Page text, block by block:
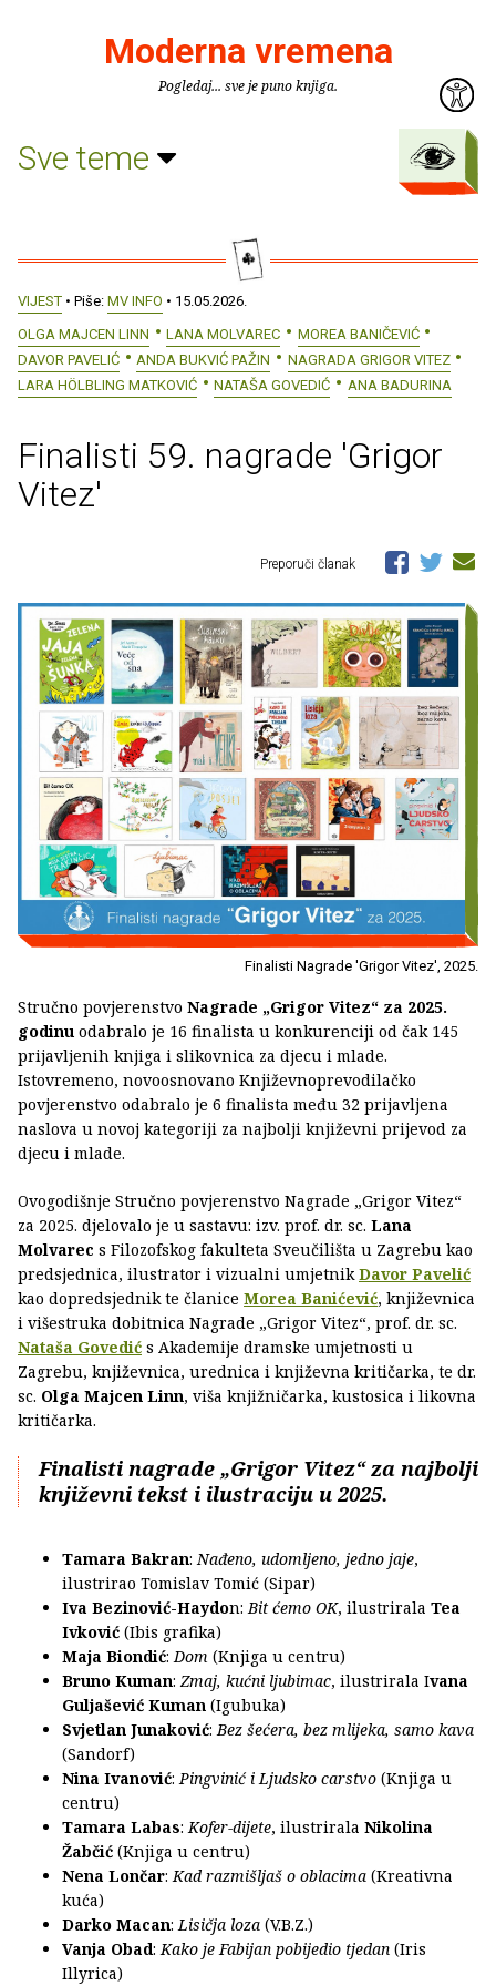
Moderna vremena
Pogledaj... sve je puno knjiga.
Sve teme
VIJEST • Piše: MV INFO • 15.05.2026.
OLGA MAJCEN LINN
LANA MOLVAREC
MOREA BANIČEVIĆ
DAVOR PAVELIĆ
ANDA BUKVIĆ PAŽIN
NAGRADA GRIGOR VITEZ
LARA HÖLBLING MATKOVIĆ
NATAŠA GOVEDIĆ ANA BADURINA
Finalisti 59. nagrade 'Grigor
Vitez'
Preporuči članak
Finalisti Nagrade 'Grigor Vitez', 2025.
Stručno povjerenstvo Nagrade „Grigor Vitez“ za 2025.
godinu odabralo je 16 finalista u konkurenciji od čak 145
prijavljenih knjiga i slikovnica za djecu i mlade.
Istovremeno, novoosnovano Književnoprevodilačko
povjerenstvo odabralo je 6 finalista među 32 prijavljena
naslova u novoj kategoriji za najbolji književni prijevod za
djecu i mlade.
Ovogodišnje Stručno povjerenstvo Nagrade „Grigor Vitez“
za 2025. djelovalo je u sastavu: izv. prof. dr. sc. Lana
Molvarec s Filozofskog fakulteta Sveučilišta u Zagrebu kao
predsjednica, ilustrator i vizualni umjetnik Davor Pavelić
kao dopredsjednik te članice Morea Banićević, književnica
i višestruka dobitnica Nagrade „Grigor Vitez“, prof. dr. sc.
Nataša Govedić s Akademije dramske umjetnosti u
Zagrebu, književnica, urednica i književna kritičarka, te dr.
sc. Olga Majcen Linn, viša knjižničarka, kustosica i likovna
kritičarka.
Finalisti nagrade „Grigor Vitez“ za najbolji
književni tekst i ilustraciju u 2025.
Tamara Bakran: Nađeno, udomljeno, jedno jaje,
ilustrirao Tomislav Tomić (Sipar)
Iva Bezinović-Haydon: Bit ćemo OK, ilustrirala Tea
Ivković (Ibis grafika)
Maja Biondić: Dom (Knjiga u centru)
Bruno Kuman: Zmaj, kućni ljubimac, ilustrirala Ivana
Guljašević Kuman (Igubuka)
Svjetlan Junaković: Bez šećera, bez mlijeka, samo kava
(Sandorf)
Nina Ivanović: Pingvinić i Ljudsko carstvo (Knjiga u
centru)
Tamara Labas: Kofer-dijete, ilustrirala Nikolina
Žabčić (Knjiga u centru)
Nena Lončar: Kad razmišljaš o oblacima (Kreativna
kuća)
Darko Macan: Lisičja loza (V.B.Z.)
Vanja Obad: Kako je Fabijan pobijedio tjedan (Iris
Illyrica)